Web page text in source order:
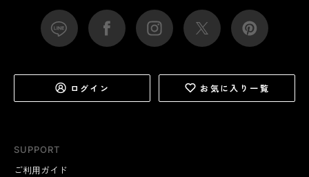
SUPPORT
ご利用ガイド
ログイン お気に入り一覧